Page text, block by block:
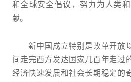
和全球安全倡议，努力为人类
献。
新中国成立特别是改革开放
间走完西方发达国家几百年走过
经济快速发展和社会长期稳定的